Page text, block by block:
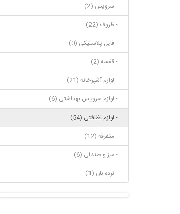
- سرویس (2)
- ظروف (22)
- فایل پلاستیکی (0)
- قفسه (2)
- لوازم آشپزخانه (21)
- لوازم سرویس بهداشتی (6)
- لوازم نظافتی (54)
- متفرقه (12)
- میز و صندلی (6)
- نرده بان (1)